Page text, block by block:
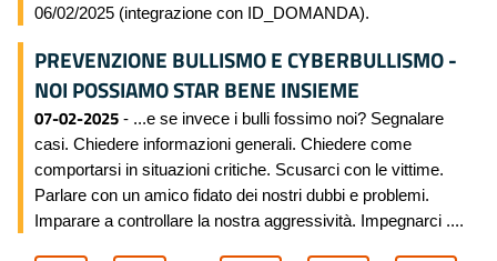
06/02/2025 (integrazione con ID_DOMANDA).
PREVENZIONE BULLISMO E CYBERBULLISMO -
NOI POSSIAMO STAR BENE INSIEME
07-02-2025 - ...e se invece i bulli fossimo noi? Segnalare
casi. Chiedere informazioni generali. Chiedere come
comportarsi in situazioni critiche. Scusarci con le vittime.
Parlare con un amico fidato dei nostri dubbi e problemi.
Imparare a controllare la nostra aggressività. Impegnarci ....